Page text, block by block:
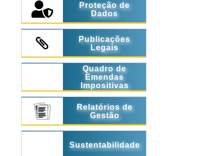
Proteção de
Dados
Publicações
Legais
Quadro de
Emendas
Impositivas
Relatórios de
Gestão
Sustentabilidade